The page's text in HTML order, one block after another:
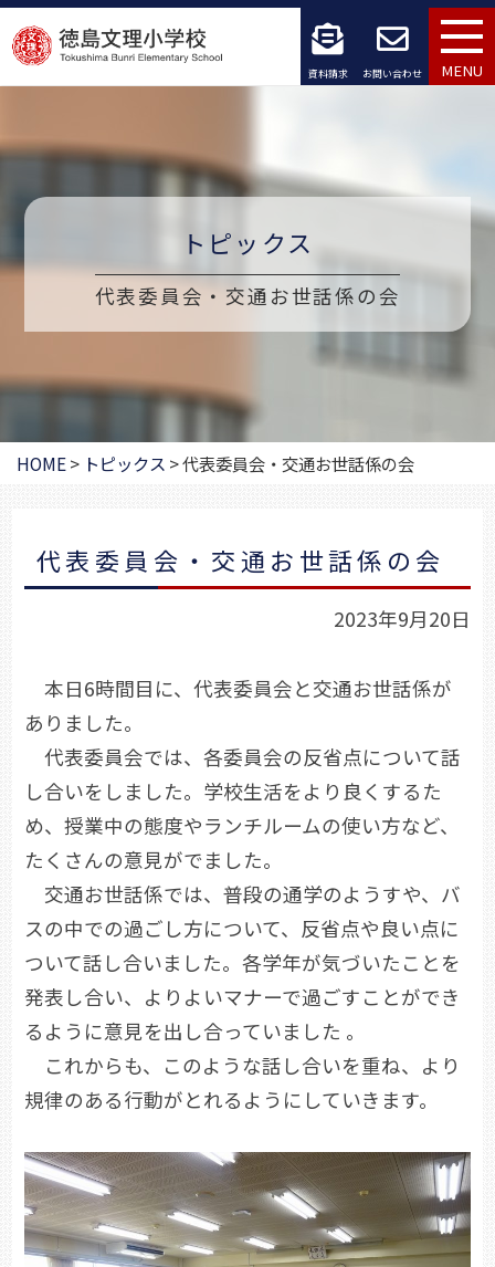
コ
ン
ン
ツ
ス
資料請求 お問い合わせ MENU
トピックス
代表委員会・交通お世話係の会
HOME> トピックス >代表委員会・交通お世話係の会
代表委員会・交通お世話係の会
2023年9月20日
本日6時間目に、代表委員会と交通お世話係が
ありました。
代表委員会では、各委員会の反省点について話
し合いをしました。学校生活をより良くするた
め、授業中の態度やランチルームの使い方など、
たくさんの意見がでました。
交通お世話係では、普段の通学のようすや、バ
スの中での過ごし方について、反省点や良い点に
ついて話し合いました。各学年が気づいたことを
発表し合い、よりよいマナーで過ごすことができ
るように意見を出し合っていました 。
これからも、このような話し合いを重ね、より
規律のある行動がとれるようにしていきます。